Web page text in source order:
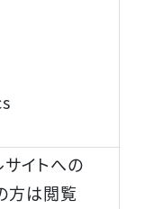
イトへの
方は閲覧